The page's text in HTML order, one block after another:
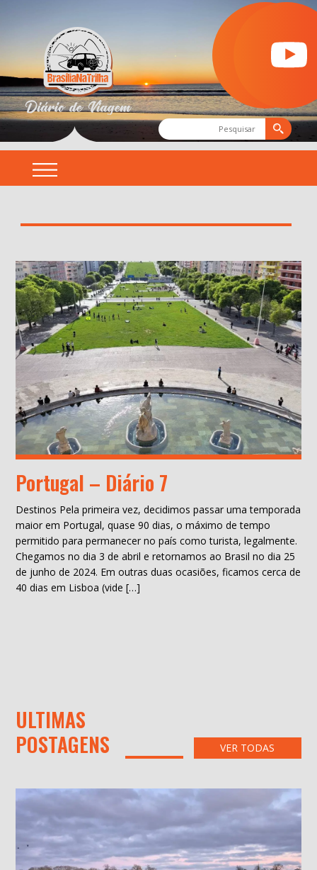
Portugal – Diário 7
Destinos Pela primeira vez, decidimos passar uma temporada
maior em Portugal, quase 90 dias, o máximo de tempo
permitido para permanecer no país como turista, legalmente.
Chegamos no dia 3 de abril e retornamos ao Brasil no dia 25
de junho de 2024. Em outras duas ocasiões, ficamos cerca de
40 dias em Lisboa (vide […]
ULTIMAS
POSTAGENS
VER TODAS